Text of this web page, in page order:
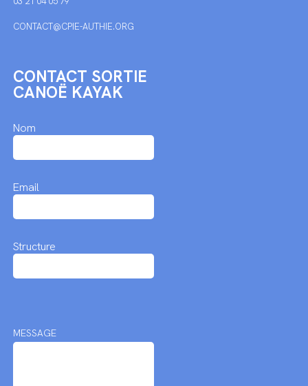
CONTACT@CPIE-AUTHIE.ORG
CONTACT SORTIE
CANOË KAYAK
Nom
Email
Structure
MESSAGE